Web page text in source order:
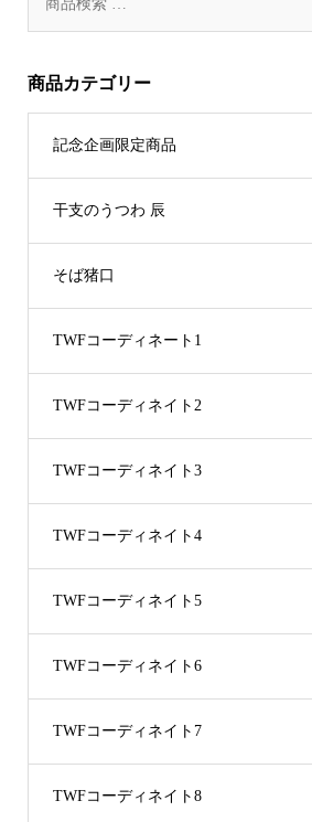
商品カテゴリー
記念企画限定商品
干支のうつわ 辰
そば猪口
TWFコーディネート1
TWFコーディネイト2
TWFコーディネイト3
TWFコーディネイト4
TWFコーディネイト5
TWFコーディネイト6
TWFコーディネイト7
TWFコーディネイト8